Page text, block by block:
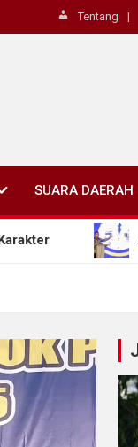
Tentang
SUARA DAERAH
Ahmad Luthfi